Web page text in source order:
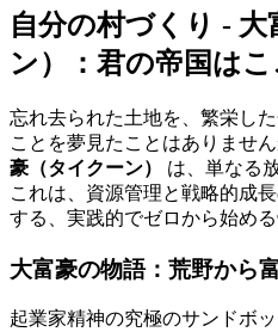
自分の村づくり -
ン）：君の帝国は
忘れ去られた土地を、繁栄し
ことを夢見たことはありません
豪（タイクーン）
は、単なる
これは、資源管理と戦略的成
する、実践的でゼロから始め
大富豪の物語：荒野から
起業家精神の究極のサンドボ